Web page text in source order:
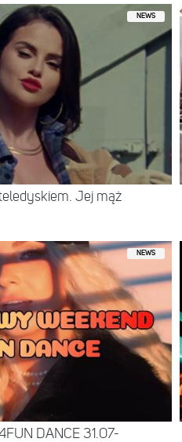
NEWS
Jej mąż
NEWS
DANCE 31.07-